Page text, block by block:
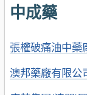
中成藥
張權破痛油中藥
澳邦藥廠有限公